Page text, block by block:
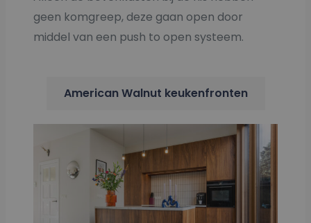
geen komgreep, deze gaan open door
middel van een push to open systeem.
American Walnut keukenfronten